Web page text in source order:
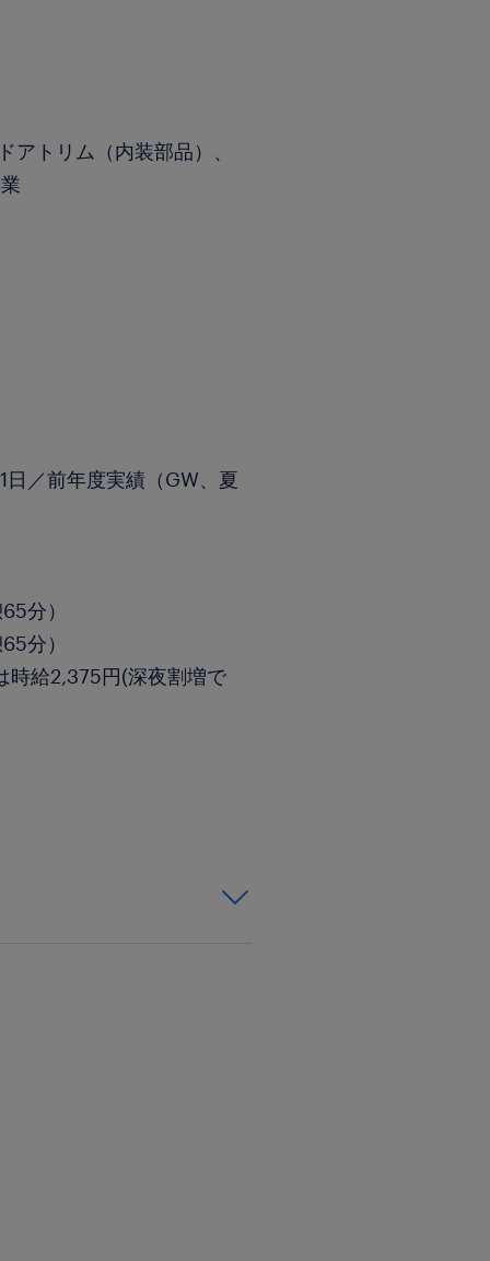
アトリム（内装部品）、
／前年度実績（GW、夏
分）
分）
給2,375円(深夜割増で
スメ ・大手で働
お仕事をお探